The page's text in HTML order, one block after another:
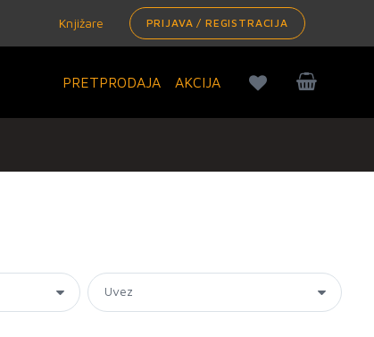
Knjižare PRIJAVA / REGISTRACIJA
PRETPRODAJA AKCIJA